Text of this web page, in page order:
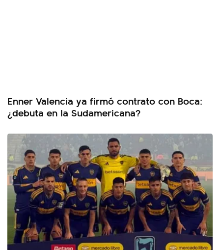
Enner Valencia ya firmó contrato con Boca:
¿debuta en la Sudamericana?